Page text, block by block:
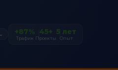
+87%
Трафик
45+
Проекты
5 лет
Опыт